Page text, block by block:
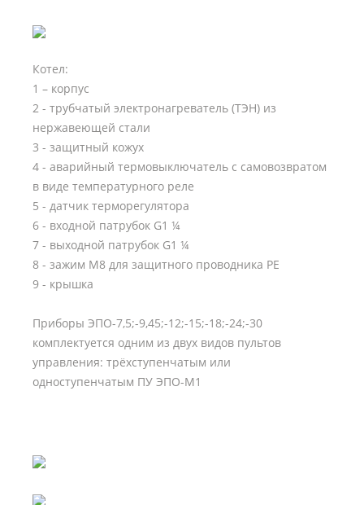
Котел:
1 – корпус
2 - трубчатый электронагреватель (ТЭН) из
нержавеющей стали
3 - защитный кожух
4 - аварийный термовыключатель с самовозвратом
в виде температурного реле
5 - датчик терморегулятора
6 - входной патрубок G1 ¼
7 - выходной патрубок G1 ¼
8 - зажим М8 для защитного проводника РЕ
9 - крышка
Приборы ЭПО-7,5;-9,45;-12;-15;-18;-24;-30
комплектуется одним из двух видов пультов
управления: трёхступенчатым или
одноступенчатым ПУ ЭПО-М1